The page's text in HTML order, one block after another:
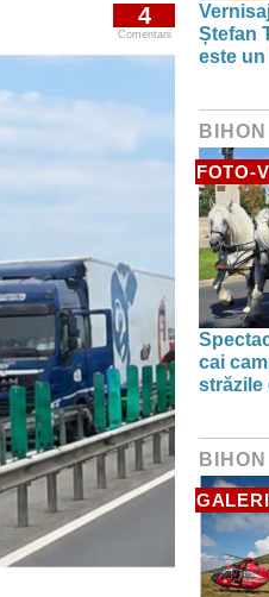
4
Comentarii
Ștefan
este
FOTO-
cai
străzile